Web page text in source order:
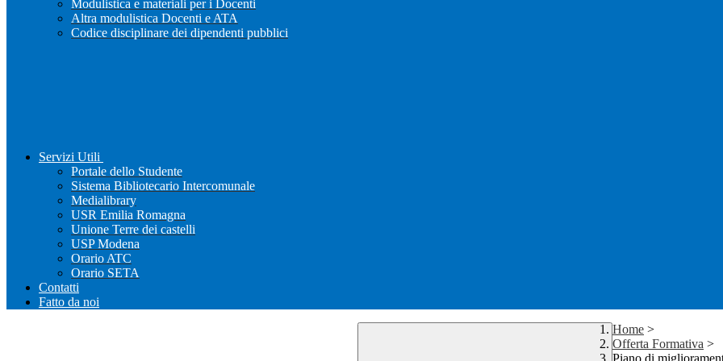
Modulistica e materiali per i Docenti
Altra modulistica Docenti e ATA
Codice disciplinare dei dipendenti pubblici
Servizi Utili
Portale dello Studente
Sistema Bibliotecario Intercomunale
Medialibrary
USR Emilia Romagna
Unione Terre dei castelli
USP Modena
Orario ATC
Orario SETA
Contatti
Fatto da noi
Home >
Offerta Formativa >